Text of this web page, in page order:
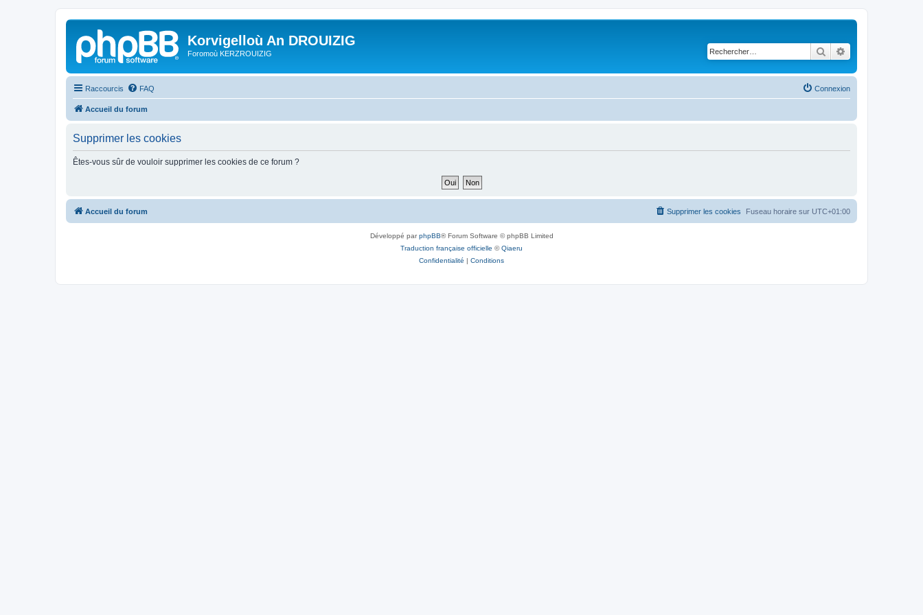
Korvigelloù An DROUIZIG
Foromoù KERZROUIZIG Rechercher
Raccourcis FAQ Connexion
Accueil du forum
Supprimer les cookies
Êtes-vous sûr de vouloir supprimer les cookies de ce forum ?
Accueil du forum Fuseau horaire sur UTC+01:00
Supprimer les cookies
Développé parphpBB® Forum Software © phpBB Limited
Traduction française officielle ©Qiaeru
Confidentialité | Conditions